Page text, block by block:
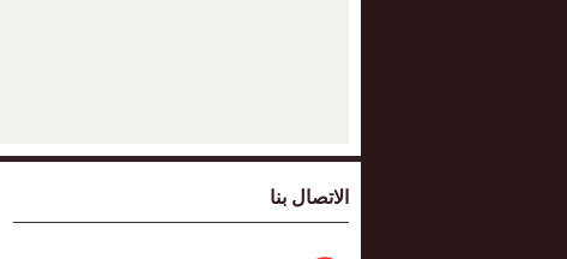
الاتصال بنا